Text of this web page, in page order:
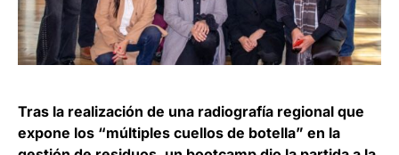
Tras la realización de una radiografía regional que
expone los “múltiples cuellos de botella” en la